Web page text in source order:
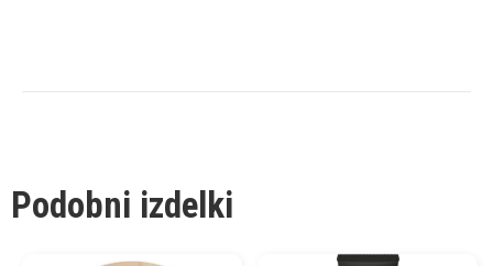
Podobni izdelki